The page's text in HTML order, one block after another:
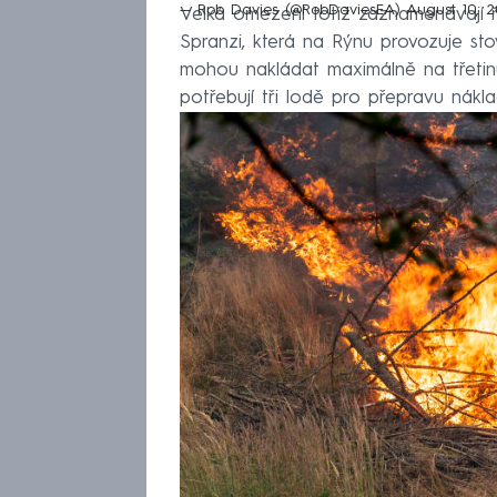
— Rob Davies (@RobDaviesEA)August 10,
Velká omezení totiž zaznamenávají
Spranzi, která na Rýnu provozuje
mohou nakládat maximálně na
potřebují tři lodě pro přepravu